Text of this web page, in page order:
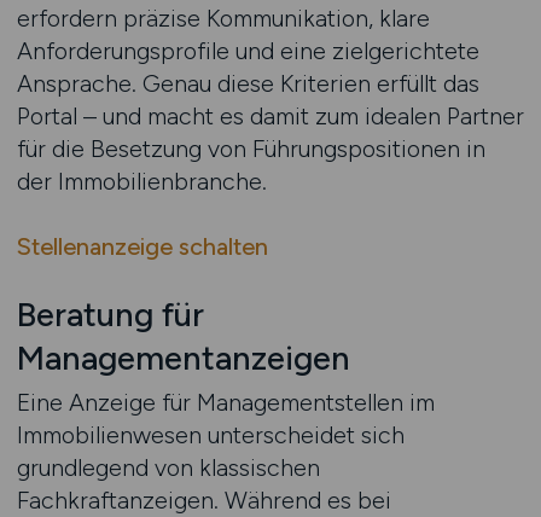
erfordern präzise Kommunikation, klare
Anforderungsprofile und eine zielgerichtete
Ansprache. Genau diese Kriterien erfüllt das
Portal – und macht es damit zum idealen Partner
für die Besetzung von Führungspositionen in
der Immobilienbranche.
Stellenanzeige schalten
Beratung für
Managementanzeigen
Eine Anzeige für Managementstellen im
Immobilienwesen unterscheidet sich
grundlegend von klassischen
Fachkraftanzeigen. Während es bei